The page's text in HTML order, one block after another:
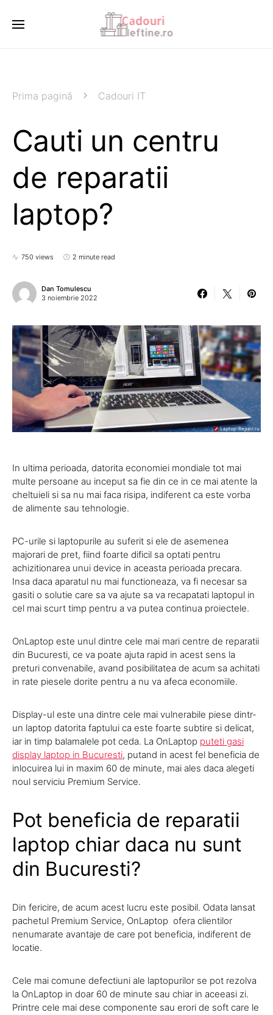
Prima pagină Cadouri IT
Cauti un centru
de reparatii
laptop?
750 views 2 minute read
Dan Tomulescu
3 noiembrie 2022
In ultima perioada, datorita economiei mondiale tot mai
multe persoane au inceput sa fie din ce in ce mai atente la
cheltuieli si sa nu mai faca risipa, indiferent ca este vorba
de alimente sau tehnologie.
PC-urile si laptopurile au suferit si ele de asemenea
majorari de pret, fiind foarte dificil sa optati pentru
achizitionarea unui device in aceasta perioada precara.
Insa daca aparatul nu mai functioneaza, va fi necesar sa
gasiti o solutie care sa va ajute sa va recapatati laptopul in
cel mai scurt timp pentru a va putea continua proiectele.
OnLaptop este unul dintre cele mai mari centre de reparatii
din Bucuresti, ce va poate ajuta rapid in acest sens la
preturi convenabile, avand posibilitatea de acum sa achitati
in rate piesele dorite pentru a nu va afeca economiile.
Display-ul este una dintre cele mai vulnerabile piese dintr-
un laptop datorita faptului ca este foarte subtire si delicat,
iar in timp balamalele pot ceda. La OnLaptop puteti gasi
display laptop in Bucuresti, putand in acest fel beneficia de
inlocuirea lui in maxim 60 de minute, mai ales daca alegeti
noul serviciu Premium Service.
Pot beneficia de reparatii
laptop chiar daca nu sunt
din Bucuresti?
Din fericire, de acum acest lucru este posibil. Odata lansat
pachetul Premium Service, OnLaptop ofera clientilor
nenumarate avantaje de care pot beneficia, indiferent de
locatie.
Cele mai comune defectiuni ale laptopurilor se pot rezolva
la OnLaptop in doar 60 de minute sau chiar in aceeasi zi.
Printre cele mai dese componente sau erori de soft care le